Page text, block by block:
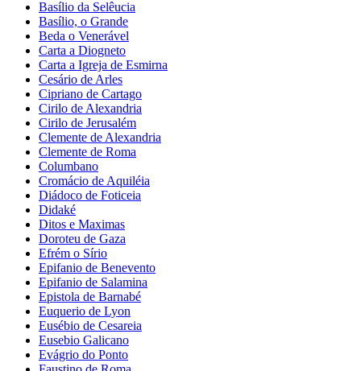
Basílio da Selêucia
Basílio, o Grande
Beda o Venerável
Carta a Diogneto
Carta a Igreja de Esmirna
Cesário de Arles
Cipriano de Cartago
Cirilo de Alexandria
Cirilo de Jerusalém
Clemente de Alexandria
Clemente de Roma
Columbano
Cromácio de Aquiléia
Diádoco de Foticeia
Didaké
Ditos e Maximas
Doroteu de Gaza
Efrém o Sírio
Epifanio de Benevento
Epifanio de Salamina
Epistola de Barnabé
Euquerio de Lyon
Eusébio de Cesareia
Eusebio Galicano
Evágrio do Ponto